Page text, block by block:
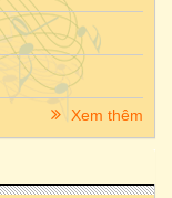
Xem thêm